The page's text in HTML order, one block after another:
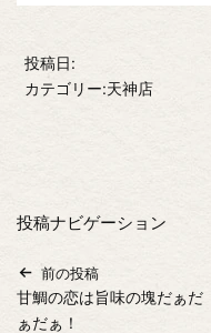
投稿日:
カテゴリー:天神店
投稿ナビゲーション
前の投稿
甘鯛の恋は旨味の塊だぁだ
ぁだぁ！